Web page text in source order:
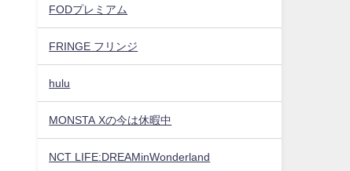
FODプレミアム
FRINGE フリンジ
hulu
MONSTA Xの今は休暇中
NCT LIFE:DREAMinWonderland